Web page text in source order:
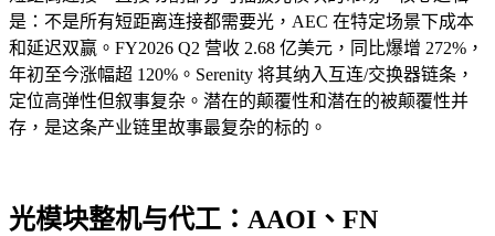
是：不是所有短距离连接都需要光，AEC 在特定场景下成本
和延迟双赢。FY2026 Q2 营收 2.68 亿美元，同比爆增 272%，
年初至今涨幅超 120%。Serenity 将其纳入互连/交换器链条，
定位高弹性但叙事复杂。潜在的颠覆性和潜在的被颠覆性并
存，是这条产业链里故事最复杂的标的。
光模块整机与代工：AAOI、FN